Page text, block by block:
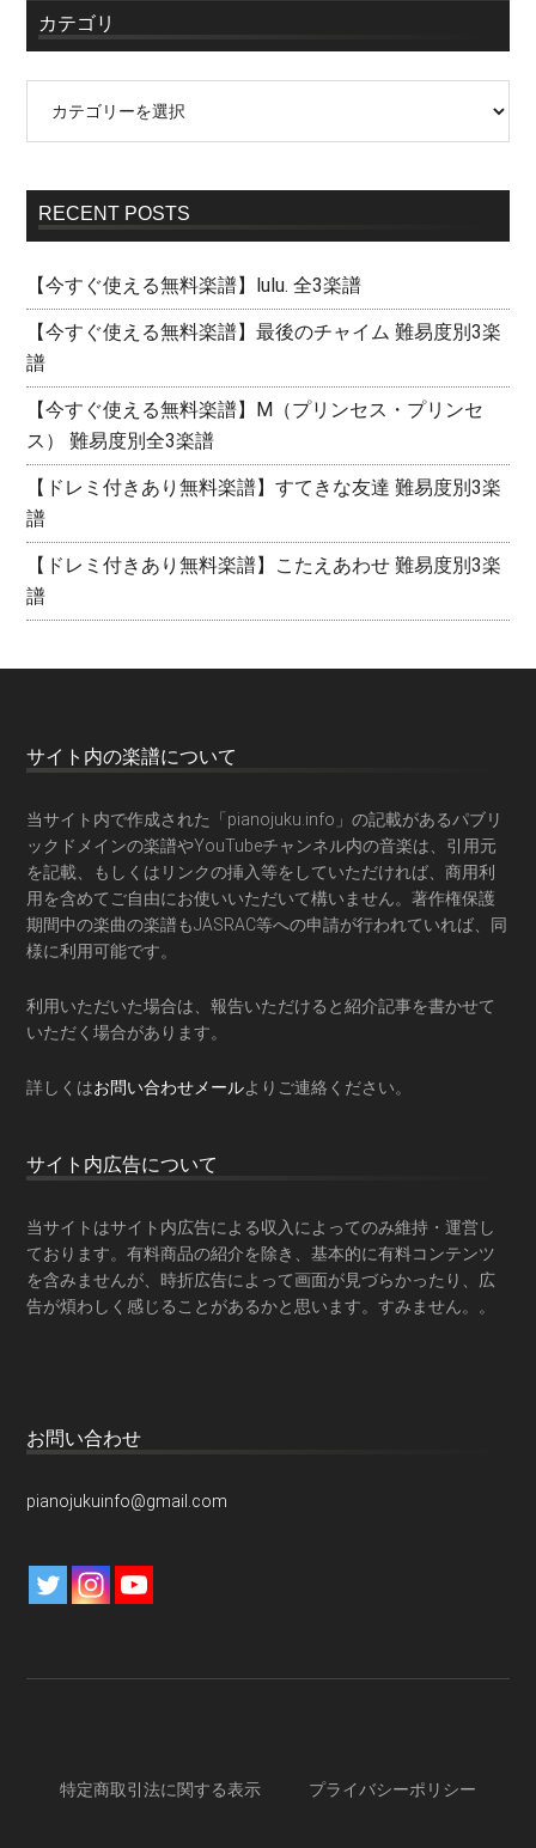
カテゴリ
RECENT POSTS
【今すぐ使える無料楽譜】lulu. 全3楽譜
【今すぐ使える無料楽譜】最後のチャイム 難易度別3楽
譜
【今すぐ使える無料楽譜】M（プリンセス・プリンセ
ス） 難易度別全3楽譜
【ドレミ付きあり無料楽譜】すてきな友達 難易度別3楽
譜
【ドレミ付きあり無料楽譜】こたえあわせ 難易度別3楽
譜
サイト内の楽譜について
当サイト内で作成された「pianojuku.info」の記載があるパブリ
ックドメインの楽譜やYouTubeチャンネル内の音楽は、引用元
を記載、もしくはリンクの挿入等をしていただければ、商用利
用を含めてご自由にお使いいただいて構いません。著作権保護
期間中の楽曲の楽譜もJASRAC等への申請が行われていれば、同
様に利用可能です。
利用いただいた場合は、報告いただけると紹介記事を書かせて
いただく場合があります。
詳しくはお問い合わせメールよりご連絡ください。
サイト内広告について
当サイトはサイト内広告による収入によってのみ維持・運営し
ております。有料商品の紹介を除き、基本的に有料コンテンツ
を含みませんが、時折広告によって画面が見づらかったり、広
告が煩わしく感じることがあるかと思います。すみません。。
お問い合わせ
pianojukuinfo@gmail.com
特定商取引法に関する表示 プライバシーポリシー